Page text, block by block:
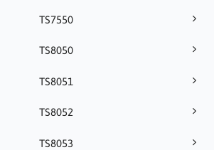
TS7550
TS8050
TS8051
TS8052
TS8053